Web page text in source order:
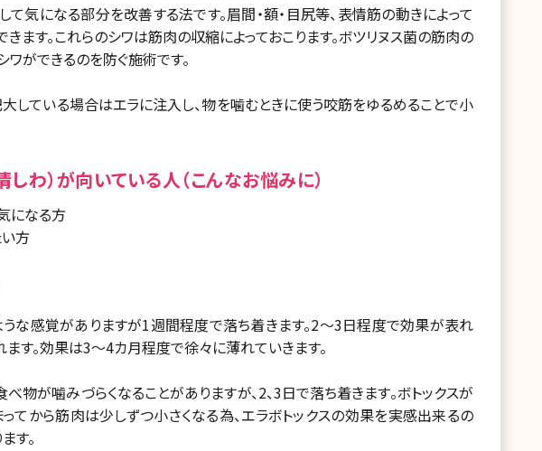
気になる部分を改善する法です。眉間・額・目尻等、表情筋の動きによって
ます。これらのシワは筋肉の収縮によっておこります。ボツリヌス菌の筋肉の
ができるのを防ぐ施術です。
している場合はエラに注入し、物を噛むときに使う咬筋をゆるめることで小
しわ）が向いている人（こんなお悩みに）
になる方
方
な感覚がありますが1週間程度で落ち着きます。2～3日程度で効果が表れ
す。効果は3～4カ月程度で徐々に薄れていきます。
物が噛みづらくなることがありますが、2、3日で落ち着きます。ボトックスが
てから筋肉は少しずつ小さくなる為、エラボトックスの効果を実感出来るの
す。